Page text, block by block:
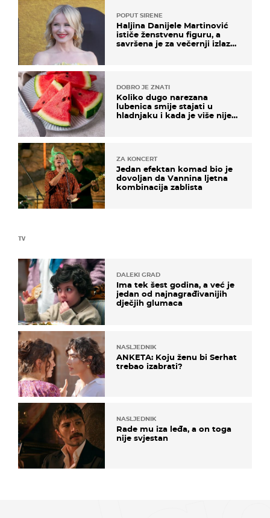
TV
DALEKI GRAD
Ima tek šest godina, a već je
jedan od najnagrađivanijih
dječjih glumaca
NASLJEDNIK
ANKETA: Koju ženu bi Serhat
trebao izabrati?
NASLJEDNIK
Rade mu iza leđa, a on toga
nije svjestan
POPUT SIRENE
Haljina Danijele Martinović
ističe ženstvenu figuru, a
savršena je za večernji izlazak
DOBRO JE ZNATI
Koliko dugo narezana
lubenica smije stajati u
hladnjaku i kada je više nije
ZA KONCERT
Jedan efektan komad bio je
dovoljan da Vannina ljetna
kombinacija zablista